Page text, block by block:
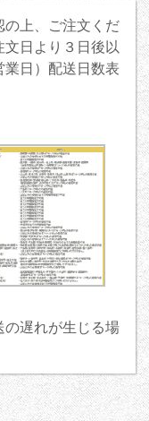
上、ご注文くだ
日より３日後以
日）配送日数表
の遅れが生じる場